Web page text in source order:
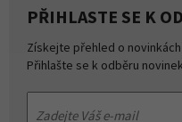
PŘIHLASTE SE K
Získejte přehled o
Přihlašte se k odběru